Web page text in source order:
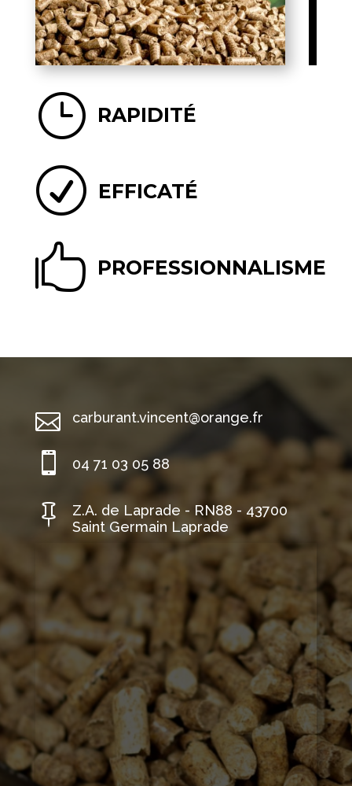
} RAPIDITÉ
R EFFICATÉ
 PROFESSIONNALISME
 carburant.vincent@orange.fr
 04 71 03 05 88

Z.A. de Laprade - RN88 - 43700
Saint Germain Laprade